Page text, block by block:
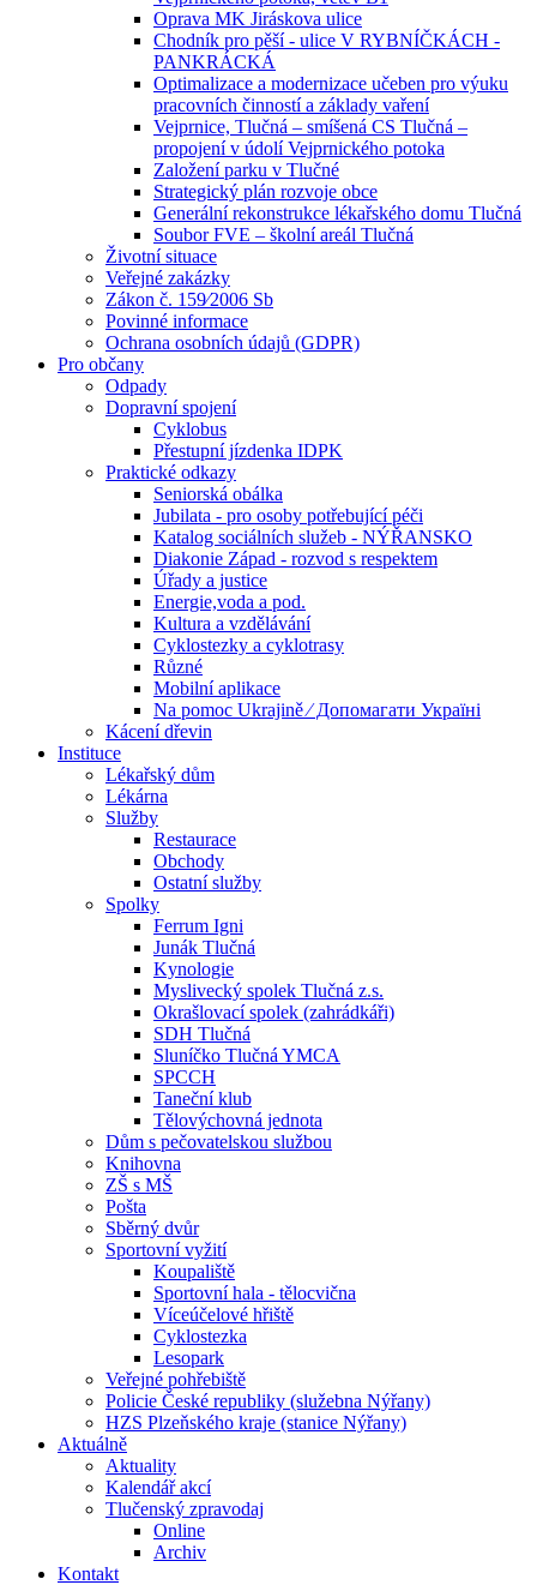
Oprava MK Jiráskova ulice
Chodník pro pěší - ulice V RYBNÍČKÁCH -
PANKRÁCKÁ
Optimalizace a modernizace učeben pro výuku
pracovních činností a základy vaření
Vejprnice, Tlučná – smíšená CS Tlučná –
propojení v údolí Vejprnického potoka
Založení parku v Tlučné
Strategický plán rozvoje obce
Generální rekonstrukce lékařského domu Tlučná
Soubor FVE – školní areál Tlučná
Životní situace
Veřejné zakázky
Zákon č. 159⁄2006 Sb
Povinné informace
Ochrana osobních údajů (GDPR)
Pro občany
Odpady
Dopravní spojení
Cyklobus
Přestupní jízdenka IDPK
Praktické odkazy
Seniorská obálka
Jubilata - pro osoby potřebující péči
Katalog sociálních služeb - NÝŘANSKO
Diakonie Západ - rozvod s respektem
Úřady a justice
Energie,voda a pod.
Kultura a vzdělávání
Cyklostezky a cyklotrasy
Různé
Mobilní aplikace
Na pomoc Ukrajině ⁄ Допомагати Україні
Kácení dřevin
Instituce
Lékařský dům
Lékárna
Služby
Restaurace
Obchody
Ostatní služby
Spolky
Ferrum Igni
Junák Tlučná
Kynologie
Myslivecký spolek Tlučná z.s.
Okrašlovací spolek (zahrádkáři)
SDH Tlučná
Sluníčko Tlučná YMCA
SPCCH
Taneční klub
Tělovýchovná jednota
Dům s pečovatelskou službou
Knihovna
ZŠ s MŠ
Pošta
Sběrný dvůr
Sportovní vyžití
Koupaliště
Sportovní hala - tělocvična
Víceúčelové hřiště
Cyklostezka
Lesopark
Veřejné pohřebiště
Policie České republiky (služebna Nýřany)
HZS Plzeňského kraje (stanice Nýřany)
Aktuálně
Aktuality
Kalendář akcí
Tlučenský zpravodaj
Online
Archiv
Kontakt